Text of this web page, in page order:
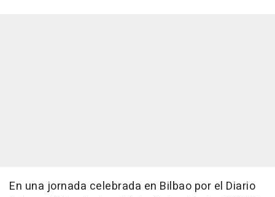
En una jornada celebrada en Bilbao por el Diario